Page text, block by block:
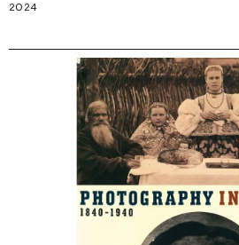
2024